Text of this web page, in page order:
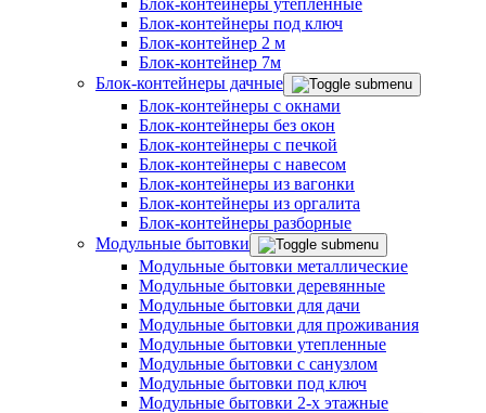
Блок-контейнеры утепленные
Блок-контейнеры под ключ
Блок-контейнер 2 м
Блок-контейнер 7м
Блок-контейнеры дачные
Блок-контейнеры с окнами
Блок-контейнеры без окон
Блок-контейнеры с печкой
Блок-контейнеры с навесом
Блок-контейнеры из вагонки
Блок-контейнеры из оргалита
Блок-контейнеры разборные
Модульные бытовки
Модульные бытовки металлические
Модульные бытовки деревянные
Модульные бытовки для дачи
Модульные бытовки для проживания
Модульные бытовки утепленные
Модульные бытовки с санузлом
Модульные бытовки под ключ
Модульные бытовки 2-х этажные